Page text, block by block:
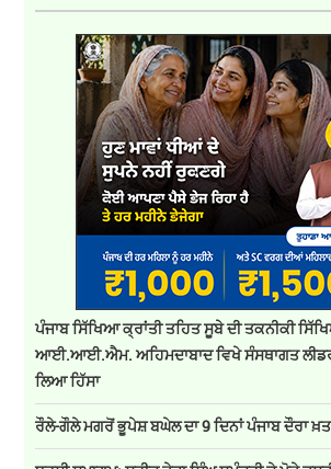
ਪੰਜਾਬ ਸਿੱਖਿਆ ਕ੍ਰਾਂਤੀ ਤਹਿਤ ਸੂਬੇ ਦੀ ਤਕਨੀਕੀ
ਆਈ.ਆਈ.ਐਮ. ਅਹਿਮਦਾਬਾਦ ਵਿਖੇ ਸੰਸਥਾਗਤ
ਲਿਆ ਹਿੱਸਾ
ਰੌਲੇ-ਗੌਲੇ ਮਗਰੋਂ ਭੂਪੇਸ਼ ਬਘੇਲ ਦਾ 9 ਦਿਨਾਂ ਪੰਜਾਬ ਦੌਰਾ